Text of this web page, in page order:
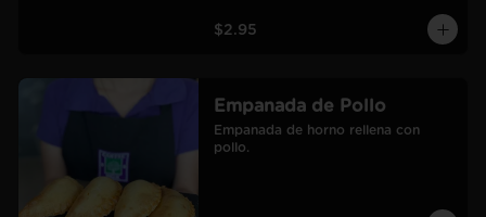
$2.95
Empanada de Pollo
Empanada de horno rellena con
pollo.